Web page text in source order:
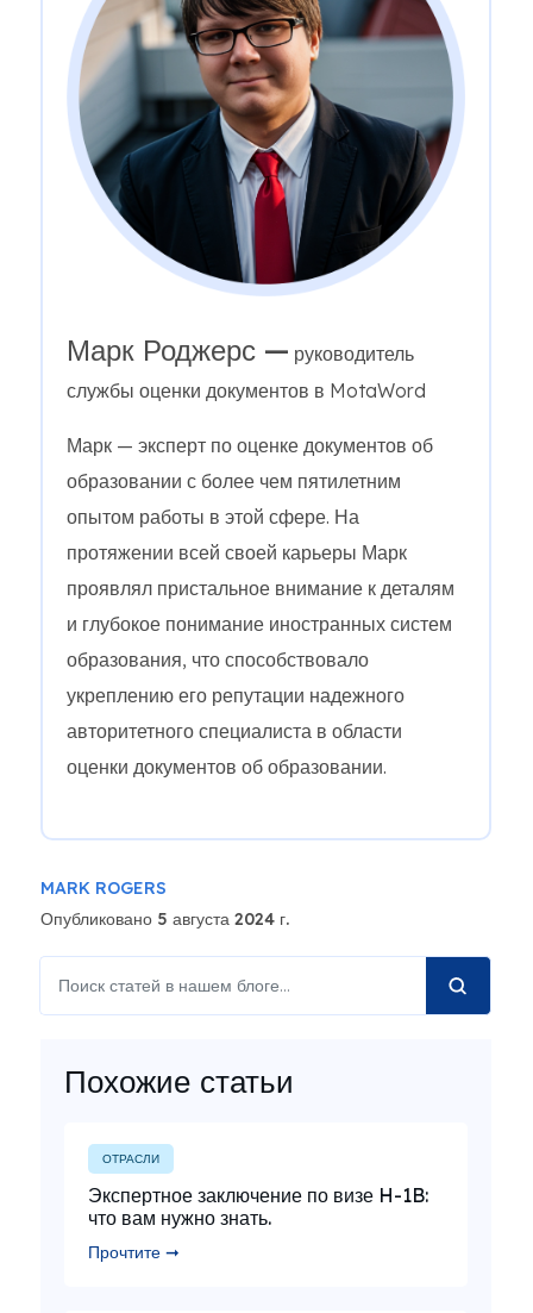
Марк Роджерс — руководитель
службы оценки документов в MotaWord
Марк — эксперт по оценке документов об
образовании с более чем пятилетним
опытом работы в этой сфере. На
протяжении всей своей карьеры Марк
проявлял пристальное внимание к деталям
и глубокое понимание иностранных систем
образования, что способствовало
укреплению его репутации надежного
авторитетного специалиста в области
оценки документов об образовании.
MARK ROGERS
Опубликовано 5 августа 2024 г.
Похожие статьи
ОТРАСЛИ
Экспертное заключение по визе H-1B:
что вам нужно знать.
Прочтите ➞